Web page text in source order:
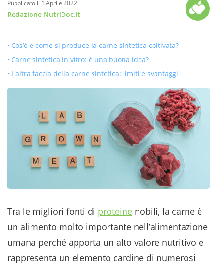
Pubblicato il 1 Aprile 2022
Redazione NutriDoc.it
Cos’è e come si produce la carne sintetica coltivata?
Carne sintetica in vitro: è una buona idea?
L’altra faccia della carne sintetica: limiti e svantaggi
Tra le migliori fonti di proteine nobili, la carne è
un alimento molto importante nell’alimentazione
umana perché apporta un alto valore nutritivo e
rappresenta un elemento cardine di numerosi